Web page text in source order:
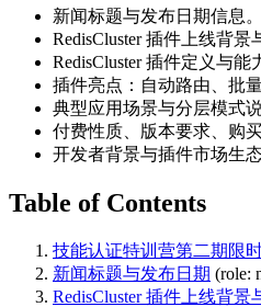
新闻标题与发布日期信息。
RedisCluster 插件上线背景
RedisCluster 插件定义与能
插件亮点：自动路由、批
典型应用场景与分层模式说
付费性质、版本要求、购
开发者背景与插件市场生态
Table of Contents
技能认证特训营第二期限
新闻标题与发布日期 (role:
RedisCluster 插件上线背景